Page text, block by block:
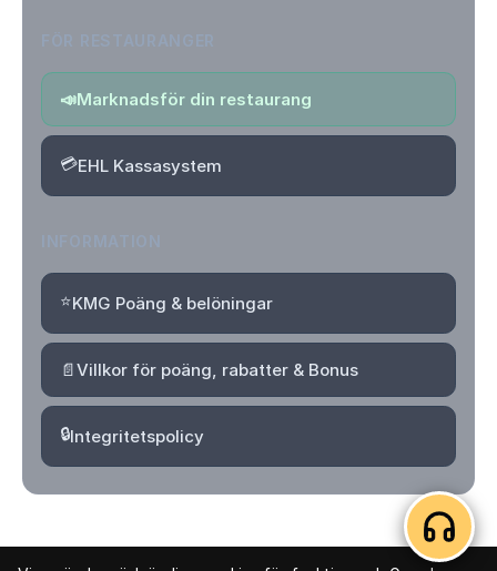
📣Marknadsför din restaurang
💳EHL Kassasystem
⭐KMG Poäng & belöningar
📄Villkor för poäng, rabatter & Bonus
🔒Integritetspolicy